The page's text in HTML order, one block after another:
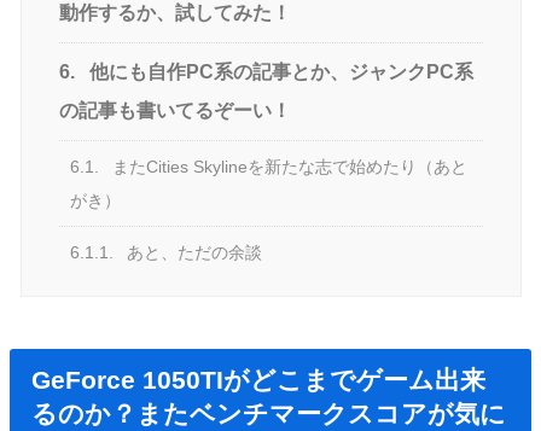
動作するか、試してみた！
6.
他にも自作PC系の記事とか、ジャンクPC系
の記事も書いてるぞーい！
6.1.
またCities Skylineを新たな志で始めたり（あと
がき）
6.1.1. あと、ただの余談
GeForce 1050TIがどこまでゲーム出来
るのか？またベンチマークスコアが気に